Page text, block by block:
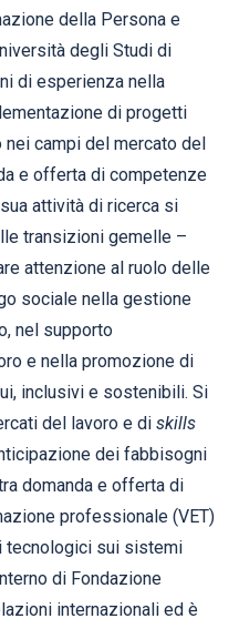
della Persona e
degli Studi di
di esperienza nella
di progetti
nei campi del mercato del
e offerta di competenze
attività di ricerca si
transizioni gemelle –
attenzione al ruolo delle
sociale nella gestione
nel supporto
e nella promozione di
inclusivi e sostenibili. Si
del lavoro e di skills
dei fabbisogni
domanda e offerta di
professionale (VET)
tecnologici sui sistemi
di Fondazione
internazionali ed è